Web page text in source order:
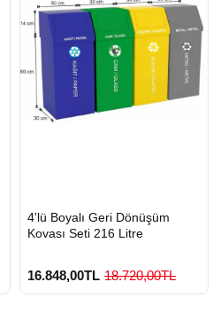
GÖNDERİ
4'lü Boyalı Geri Dönüşüm
Kovası Seti 216 Litre
16.848,00TL 18.720,00TL